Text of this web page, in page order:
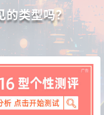
的类型吗？